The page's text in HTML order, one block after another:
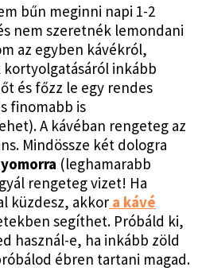
bűn meginni napi 1-2
nem szeretnék lemondani
az egyben kávékról,
inkább
és főzz le egy rendes
finomabb is
A kávéban rengeteg az
Mindössze két dologra
(leghamarabb
rengeteg vizet! Ha
küzdesz, akkor a kávé
segíthet. Próbáld ki,
használ-e, ha inkább zöld
ébren tartani magad.